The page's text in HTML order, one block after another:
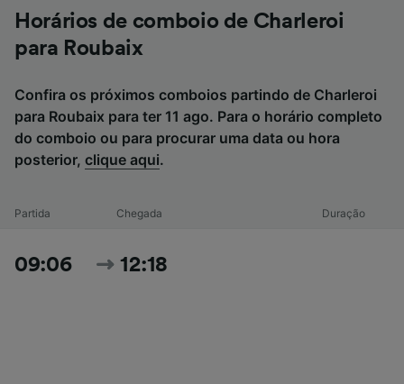
Horários de comboio de Charleroi
para Roubaix
Confira os próximos comboios partindo de Charleroi
para Roubaix para ter 11 ago. Para o horário completo
do comboio ou para procurar uma data ou hora
posterior, clique aqui.
Partida Chegada Duração
09:06 12:18